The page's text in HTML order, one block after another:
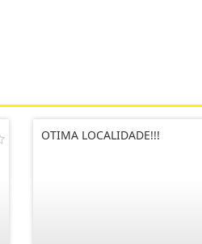
OTIMA LOCALIDADE!!!